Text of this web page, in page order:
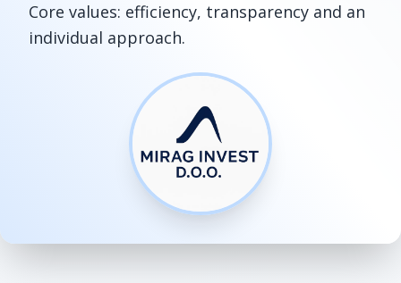
Core values: efficiency, transparency and an
individual approach.